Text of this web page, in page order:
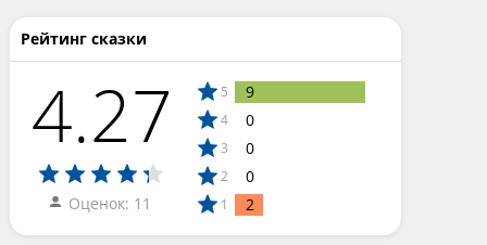
Рейтинг сказки
4.27
Оценок: 11
5 9
4 0
3 0
2 0
1 2